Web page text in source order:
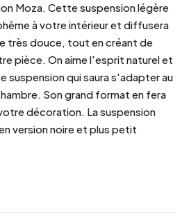
Moza. Cette suspension légère
à votre intérieur et diffusera
très douce, tout en créant de
pièce. On aime l'esprit naturel et
suspension qui saura s'adapter au
Son grand format en fera
décoration. La suspension
version noire et plus petit